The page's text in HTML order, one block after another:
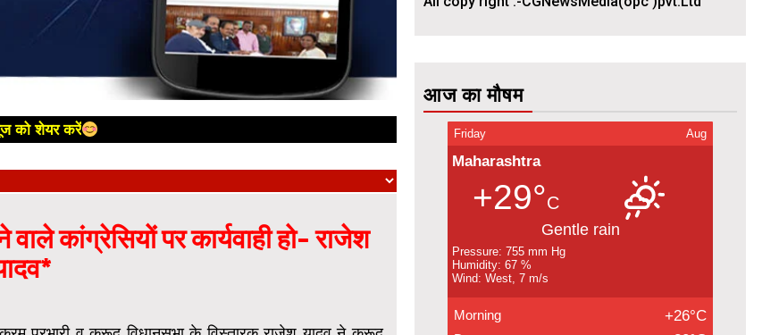
को शेयर करें
कांग्रेसियों पर कार्यवाही हो- राजेश
आज का मौषम
Friday Aug
Maharashtra
+29°C
Gentle rain
Pressure: 755 mm Hg
Humidity: 67 %
Wind: West, 7 m/s
Morning +26°C